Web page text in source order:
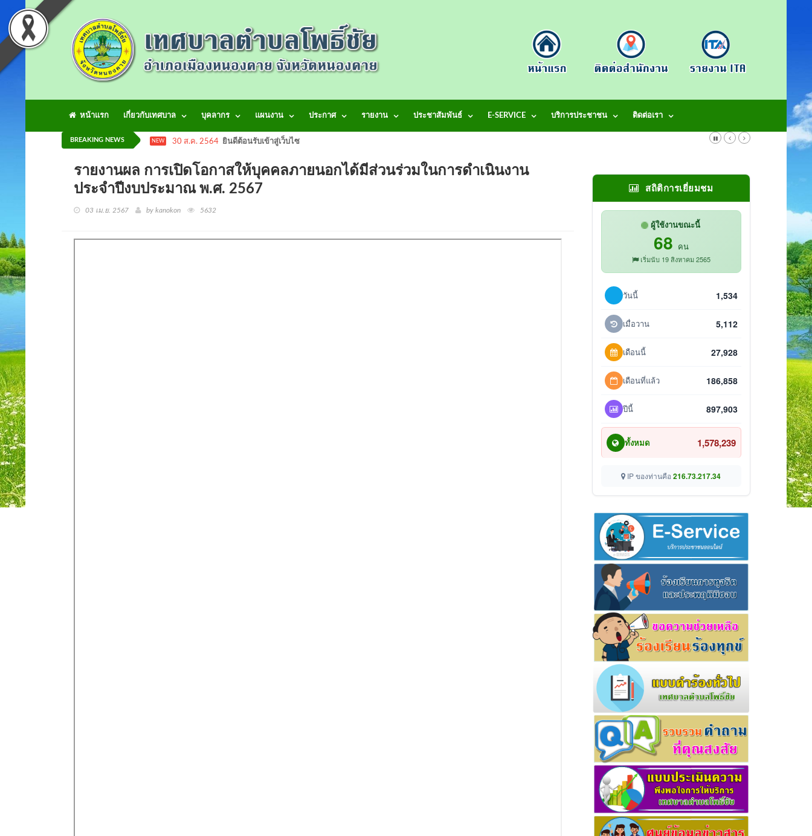
หน้าแรก เกี่ยวกับเทศบาล บุคลากร แผนงาน ประกาศ รายงาน ประชาสัมพันธ์ E-SERVICE บริการประชาชน ติดต่อเรา
BREAKING NEWS NEW 30 ส.ค. 2564 ยินดีต้อนรับเข้าสู่เว็บไซต์ เทศบาลตำบลโพธิ์ชัย
รายงานผล การเปิดโอกาสให้บุคคลภายนอกได้มีส่วนร่วมในการดำเนินงาน
ประจำปีงบประมาณ พ.ศ. 2567
03 เม.ย. 2567 by kanokon 5632
สถิติการเยี่ยมชม
ผู้ใช้งานขณะนี้
68 คน
เริ่มนับ 19 สิงหาคม 2565
วันนี้ 1,534
เมื่อวาน 5,112
เดือนนี้ 27,928
เดือนที่แล้ว 186,858
ปีนี้ 897,903
ทั้งหมด 1,578,239
IP ของท่านคือ216.73.217.34